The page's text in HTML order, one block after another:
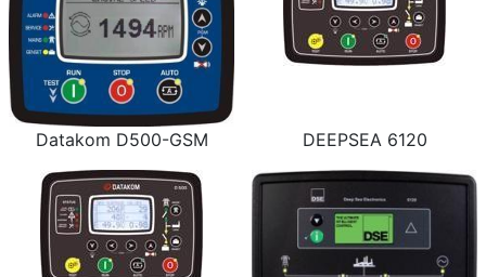
Datakom D500-GSM DEEPSEA 6120